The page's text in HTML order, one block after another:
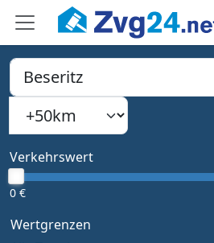
PLZ, Ort oder Bundesland
Type 1 or more characters for
Suchradius
Verkehrswert
0 €
Wertgrenzen